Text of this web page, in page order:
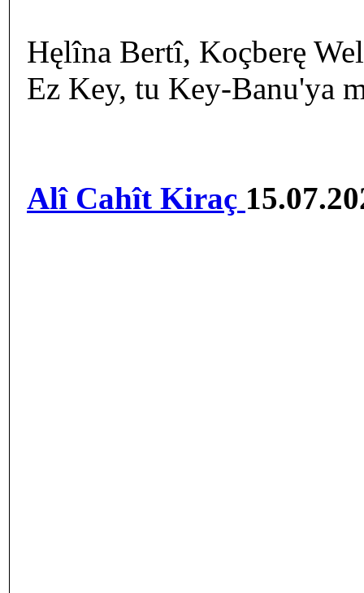
Hęlîna Bertî, Koçberę
Ez Key, tu Key-Banu'ya
Alî Cahît Kiraç